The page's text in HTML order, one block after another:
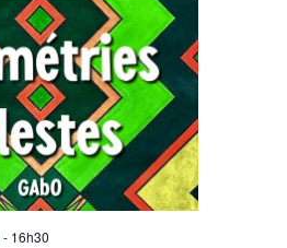
de
vues
- 16h30